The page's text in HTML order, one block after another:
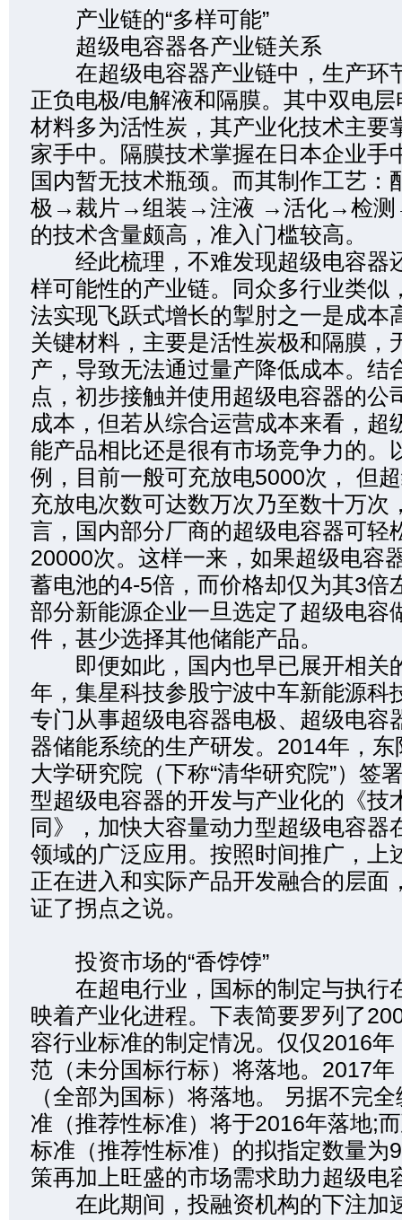
产业链的“多样可能”
超级电容器各产业链关系
在超级电容器产业链中，生产环
正负电极/电解液和隔膜。其中双电
材料多为活性炭，其产业化技术主要
家手中。隔膜技术掌握在日本企业手
国内暂无技术瓶颈。而其制作工艺
极→裁片→组装→注液 →活化→检测
的技术含量颇高，准入门槛较高。
经此梳理，不难发现超级电容器
样可能性的产业链。同众多行业类似
法实现飞跃式增长的掣肘之一是成本
关键材料，主要是活性炭极和隔膜，
产，导致无法通过量产降低成本。结
点，初步接触并使用超级电容器的公
成本，但若从综合运营成本来看，超
能产品相比还是很有市场竞争力的。
例，目前一般可充放电5000次， 但
充放电次数可达数万次乃至数十万次
言，国内部分厂商的超级电容器可轻
20000次。这样一来，如果超级电容
蓄电池的4-5倍，而价格却仅为其3倍
部分新能源企业一旦选定了超级电容
件，甚少选择其他储能产品。
即便如此，国内也早已展开相关
年，集星科技参股宁波中车新能源科
专门从事超级电容器电极、超级电容
器储能系统的生产研发。2014年，
大学研究院（下称“清华研究院”）签
型超级电容器的开发与产业化的《技
同》，加快大容量动力型超级电容器
领域的广泛应用。按照时间推广，上
正在进入和实际产品开发融合的层面
证了拐点之说。
投资市场的“香饽饽”
在超电行业，国标的制定与执行
映着产业化进程。下表简要罗列了
容行业标准的制定情况。仅仅2016
范（未分国标行标）将落地。2017
（全部为国标）将落地。 另据不完
准（推荐性标准）将于2016年落地;
标准（推荐性标准）的拟指定数量为
策再加上旺盛的市场需求助力超级电
在此期间，投融资机构的下注加